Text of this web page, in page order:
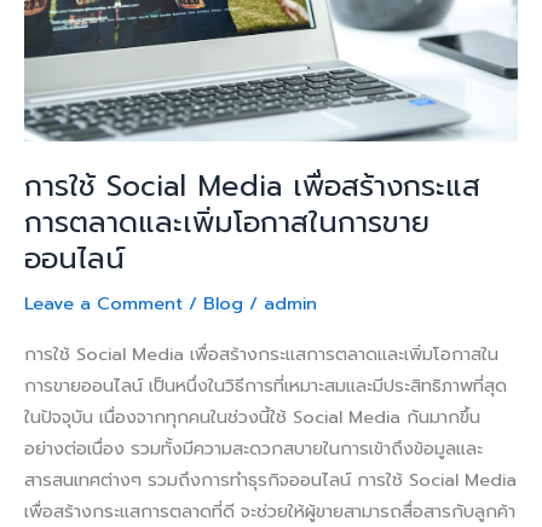
การใช้ Social Media เพื่อสร้างกระแส
การตลาดและเพิ่มโอกาสในการขาย
ออนไลน์
Leave a Comment / Blog / admin
การใช้ Social Media เพื่อสร้างกระแสการตลาดและเพิ่มโอกาสใน
การขายออนไลน์ เป็นหนึ่งในวิธีการที่เหมาะสมและมีประสิทธิภาพที่สุด
ในปัจจุบัน เนื่องจากทุกคนในช่วงนี้ใช้ Social Media กันมากขึ้น
อย่างต่อเนื่อง รวมทั้งมีความสะดวกสบายในการเข้าถึงข้อมูลและ
สารสนเทศต่างๆ รวมถึงการทำธุรกิจออนไลน์ การใช้ Social Media
เพื่อสร้างกระแสการตลาดที่ดี จะช่วยให้ผู้ขายสามารถสื่อสารกับลูกค้า
กระแส
และ
เพิ่ม
โอกาส
ใน
การ
ขาย
ออนไลน์